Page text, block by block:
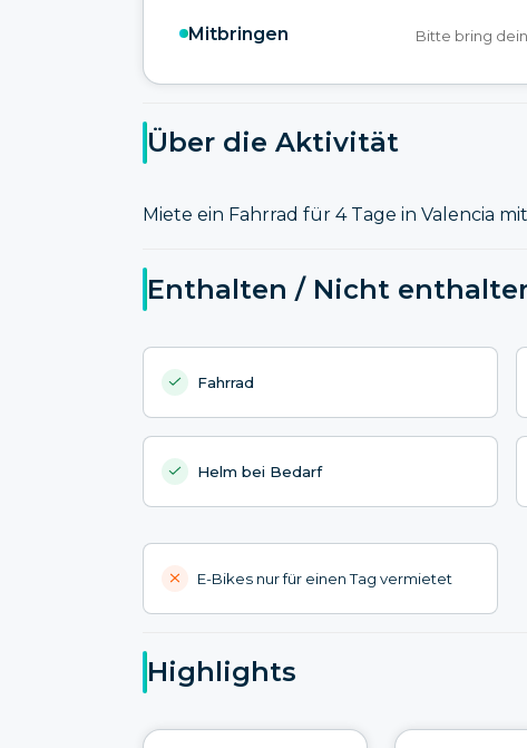
Mitbringen Bitte bring
Über die Aktivität
Miete ein Fahrrad für 4 Tage in Valencia
Enthalten / Nicht
Fahrrad
Helm bei Bedarf
E-Bikes nur für einen Tag vermietet
Highlights